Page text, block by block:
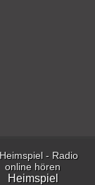
Heimspiel